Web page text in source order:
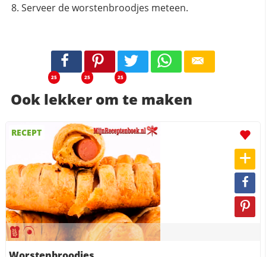
Serveer de worstenbroodjes meteen.
25 25 25
Ook lekker om te maken
RECEPT